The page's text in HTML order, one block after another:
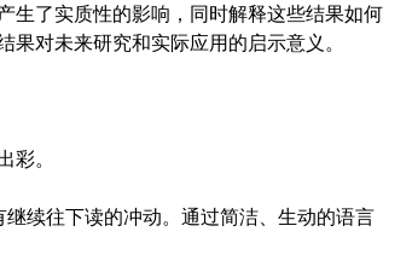
生了实质性的影响，同时解释这些结果如何
对未来研究和实际应用的启示意义。
彩。
续往下读的冲动。通过简洁、生动的语言